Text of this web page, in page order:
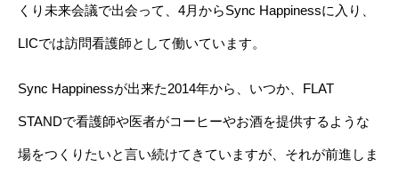
くり未来会議で出会って、4月からSync Happinessに入り、
LICでは訪問看護師として働いています。
Sync Happinessが出来た2014年から、いつか、FLAT
STANDで看護師や医者がコーヒーやお酒を提供するような
場をつくりたいと言い続けてきていますが、それが前進しま